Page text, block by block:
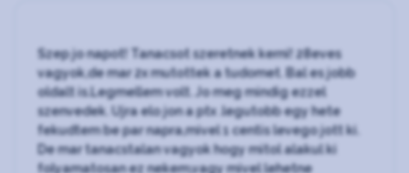
Szep jo napot! Tanacsot szeretnek kerni! 28eves
vagyok,de mar 2x mutottek a tudomet. Bal es jobb
oldalt is.Legmellem volt. Jo meg mindig ezzel
szenvedek. Ujra elo jon a ptx .legutobb egy hete
fekudtem be par napra,mivel 1 centis levego jott ki.
De mar tanacstalan vagyok hogy mitol alakul ki
folyamatosan ez nekem,vagy mivel lehetne